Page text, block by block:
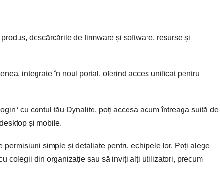
descărcările de firmware și software, resurse și
integrate în noul portal, oferind acces unificat pentru
cu contul tău Dynalite, poți accesa acum întreaga suită de
și mobile.
simple și detaliate pentru echipele lor. Poți alege
colegii din organizație sau să inviți alți utilizatori, precum